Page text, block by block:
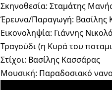
Σκηνοθεσία: Σταμάτης
Έρευνα/Παραγωγή: Βασίλης
Εικονοληψία: Γιάννης
Τραγούδι (η Κυρά του
Στίχοι: Βασίλης Κασσάρας
Μουσική: Παραδοσιακό